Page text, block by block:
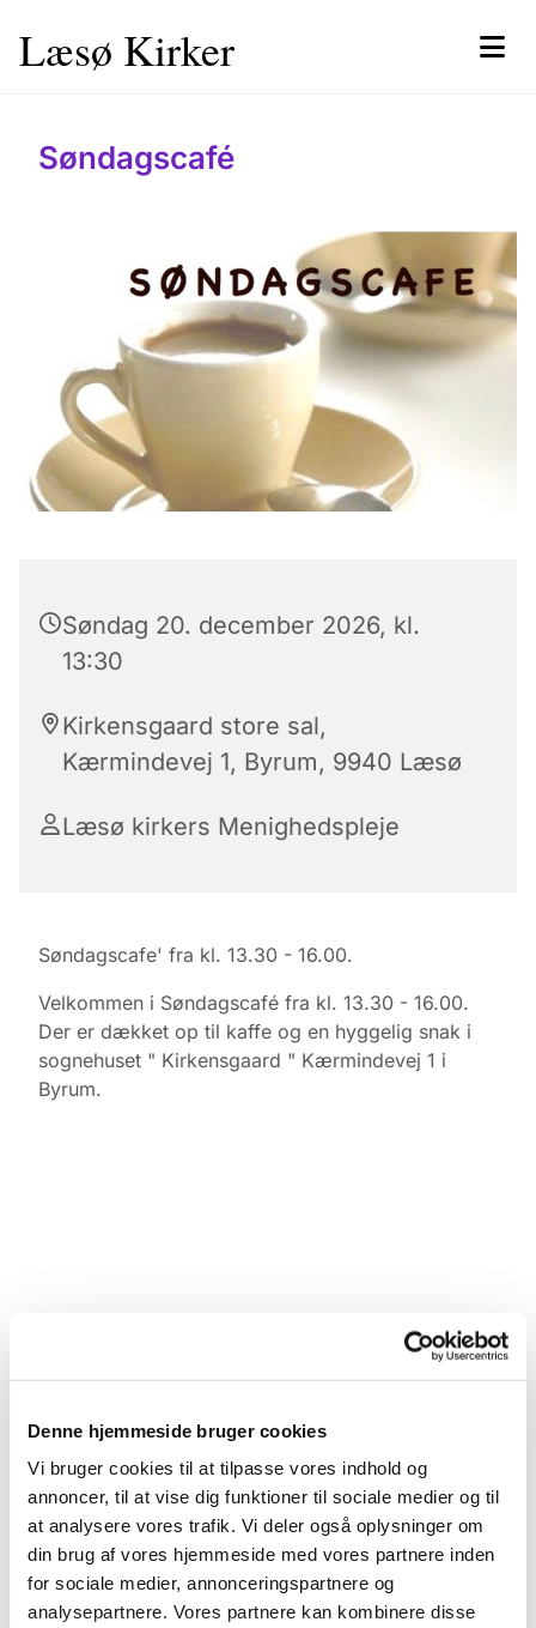
Denne hjemmeside bruger cookies
Vi bruger cookies til at tilpasse vores indhold og
annoncer, til at vise dig funktioner til sociale medier og til
at analysere vores trafik. Vi deler også oplysninger om
din brug af vores hjemmeside med vores partnere inden
for sociale medier, annonceringspartnere og
analysepartnere. Vores partnere kan kombinere disse
Læsø Kirker
Søndagscafé
Søndag 20. december 2026, kl.
13:30
Kirkensgaard store sal,
Kærmindevej 1, Byrum, 9940 Læsø
Læsø kirkers Menighedspleje
Søndagscafe' fra kl. 13.30 - 16.00.
Velkommen i Søndagscafé fra kl. 13.30 - 16.00.
Der er dækket op til kaffe og en hyggelig snak i
sognehuset " Kirkensgaard " Kærmindevej 1 i
Byrum.